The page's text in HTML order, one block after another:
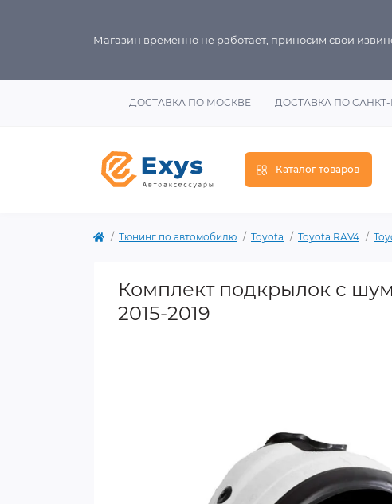
Магазин временно не работает, приносим свои
ДОСТАВКА ПО МОСКВЕ ДОСТАВКА ПО САНКТ-
Каталог товаров
Тюнинг по автомобилю Toyota Toyota RAV4
Комплект подкрылок с
2015-2019